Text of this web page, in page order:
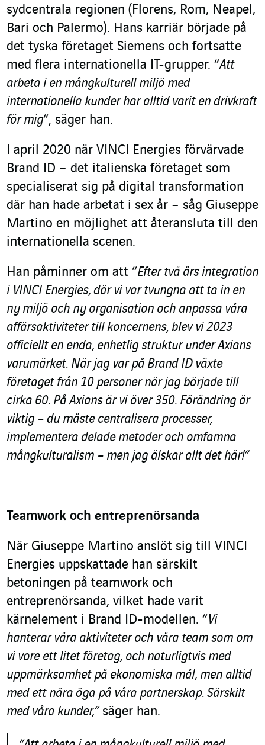
sydcentrala regionen (Florens, Rom, Neapel,
Bari och Palermo). Hans karriär började på
det tyska företaget Siemens och fortsatte
med flera internationella IT-grupper. “Att
arbeta i en mångkulturell miljö med
internationella kunder har alltid varit en drivkraft
för mig“, säger han.
I april 2020 när VINCI Energies förvärvade
Brand ID – det italienska företaget som
specialiserat sig på digital transformation
där han hade arbetat i sex år – såg Giuseppe
Martino en möjlighet att återansluta till den
internationella scenen.
Han påminner om att “Efter två års integration
i VINCI Energies, där vi var tvungna att ta in en
ny miljö och ny organisation och anpassa våra
affärsaktiviteter till koncernens, blev vi 2023
officiellt en enda, enhetlig struktur under Axians
varumärket. När jag var på Brand ID växte
företaget från 10 personer när jag började till
cirka 60. På Axians är vi över 350. Förändring är
viktig – du måste centralisera processer,
implementera delade metoder och omfamna
mångkulturalism – men jag älskar allt det här!”
Teamwork och entreprenörsanda
När Giuseppe Martino anslöt sig till VINCI
Energies uppskattade han särskilt
betoningen på teamwork och
entreprenörsanda, vilket hade varit
kärnelement i Brand ID-modellen. “Vi
hanterar våra aktiviteter och våra team som om
vi vore ett litet företag, och naturligtvis med
uppmärksamhet på ekonomiska mål, men alltid
med ett nära öga på våra partnerskap. Särskilt
med våra kunder,”säger han.